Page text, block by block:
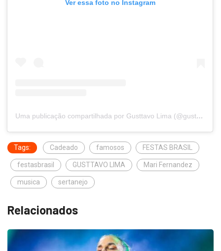
Ver essa foto no Instagram
Uma publicação compartilhada por Gusttavo Lima (@gusttavolima)
Tags: Cadeado famosos FESTAS BRASIL
festasbrasil GUSTTAVO LIMA Mari Fernandez
musica sertanejo
Relacionados